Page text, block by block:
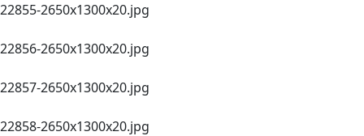
22855-2650х1300x20.jpg
22856-2650х1300x20.jpg
22857-2650х1300x20.jpg
22858-2650х1300x20.jpg